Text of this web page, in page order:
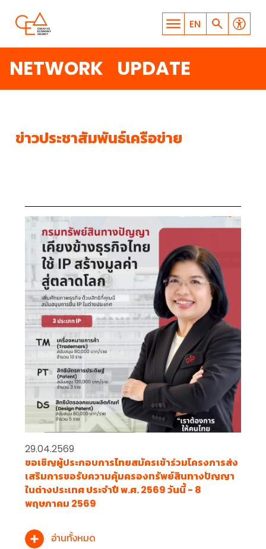
EN
WHAT ARE YOU LOOKING
SEARCH
NETWORK UPDATE
ข่าวประชาสัมพันธ์เครือข่าย
29.04.2569
ขอเชิญผู้ประกอบการไทยสมัครเข้าร่วมโครงการส่ง
เสริมการขอรับความคุ้มครองทรัพย์สินทางปัญญา
ในต่างประเทศ ประจำปี พ.ศ. 2569 วันนี้ - 8
พฤษภาคม 2569
อ่านทั้งหมด